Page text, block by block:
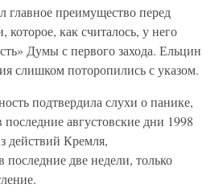
главное преимущество перед
которое, как считалось, у него
Думы с первого захода. Ельцин
слишком поторопились с указом.
подтвердила слухи о панике,
августовские дни 1998
действий Кремля,
две недели, только